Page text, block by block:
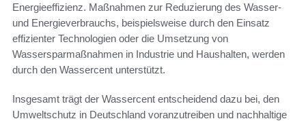
Energieeffizienz. Maßnahmen zur Reduzierung des Wasser-
und Energieverbrauchs, beispielsweise durch den Einsatz
effizienter Technologien oder die Umsetzung von
Wassersparmaßnahmen in Industrie und Haushalten, werden
durch den Wassercent unterstützt.
Insgesamt trägt der Wassercent entscheidend dazu bei, den
Umweltschutz in Deutschland voranzutreiben und nachhaltige